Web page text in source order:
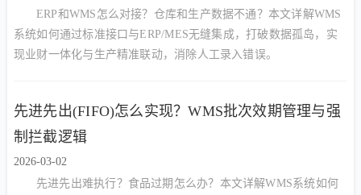
ERP和WMS怎么对接？仓库和生产数据不通？本文详解WMS
系统如何通过标准接口与ERP/MES无缝集成，打破数据孤岛，实
现业财一体化与生产精准联动，消除人工录入错误。
先进先出(FIFO)怎么实现？WMS批次效期管理与强
制拦截逻辑
2026-03-02
先进先出难执行？食品过期怎么办？本文详解WMS系统如何